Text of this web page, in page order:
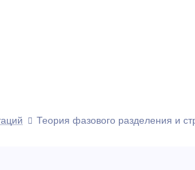
Теория фазового разделения и